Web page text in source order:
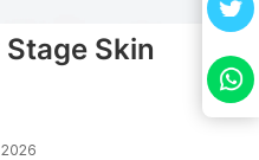
Stage Skin